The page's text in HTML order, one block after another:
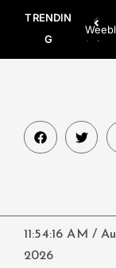
TRENDIN
G
網都
11:54:16 AM /
2026